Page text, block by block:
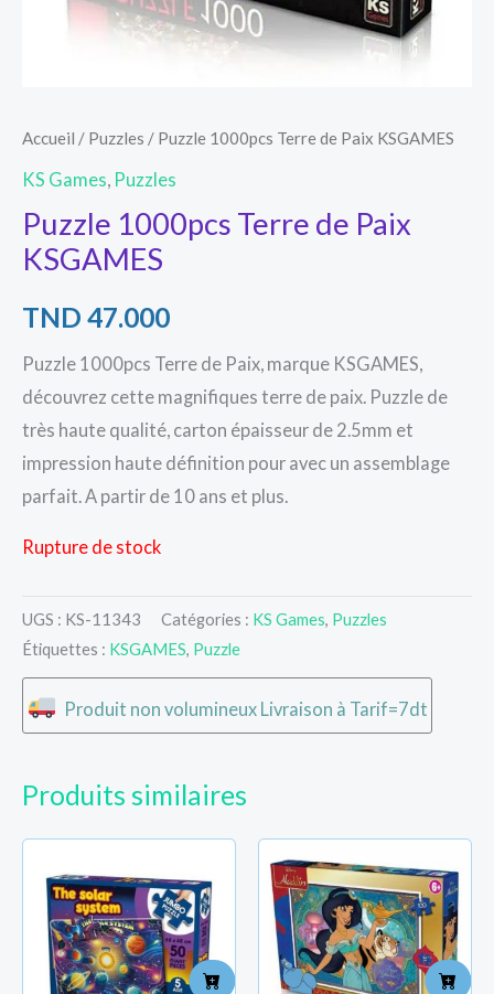
Accueil / Puzzles / Puzzle 1000pcs Terre de Paix KSGAMES
KS Games Puzzles
Puzzle 1000pcs Terre de Paix
KSGAMES
TND 47.000
Puzzle 1000pcs Terre de Paix, marque KSGAMES,
découvrez cette magnifiques terre de paix. Puzzle de
très haute qualité, carton épaisseur de 2.5mm et
impression haute définition pour avec un assemblage
parfait. A partir de 10 ans et plus.
Rupture de stock
UGS : KS-11343 Catégories : KS Games, Puzzles
Étiquettes : KSGAMES, Puzzle
Produit non volumineux Livraison à Tarif=7dt
Produits similaires